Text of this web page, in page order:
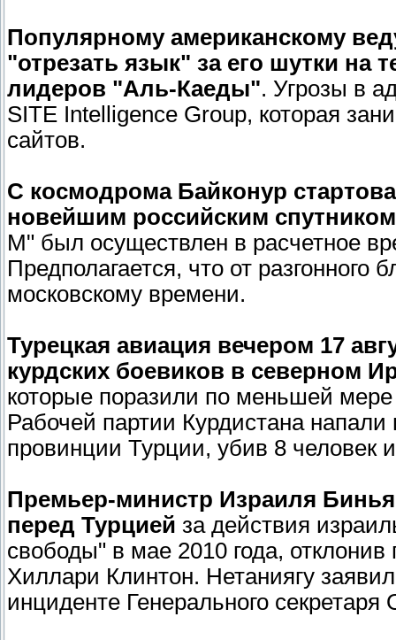
Популярному американскому
"отрезать язык" за его шутки на
лидеров "Аль-Каеды". Угрозы в
SITE Intelligence Group, которая
сайтов.
С космодрома Байконур
новейшим российским
М" был осуществлен в расчетное
Предполагается, что от разгонного
московскому времени.
Турецкая авиация вечером 17
курдских боевиков в северном
которые поразили по меньшей мере
Рабочей партии Курдистана
провинции Турции, убив 8 человек
Премьер-министр Израиля
перед Турцией за действия
свободы" в мае 2010 года,
Хиллари Клинтон. Нетаниягу
инциденте Генерального